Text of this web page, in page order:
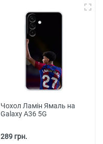
Чохол Ламін Ямаль на
Galaxy A36 5G
289 грн.